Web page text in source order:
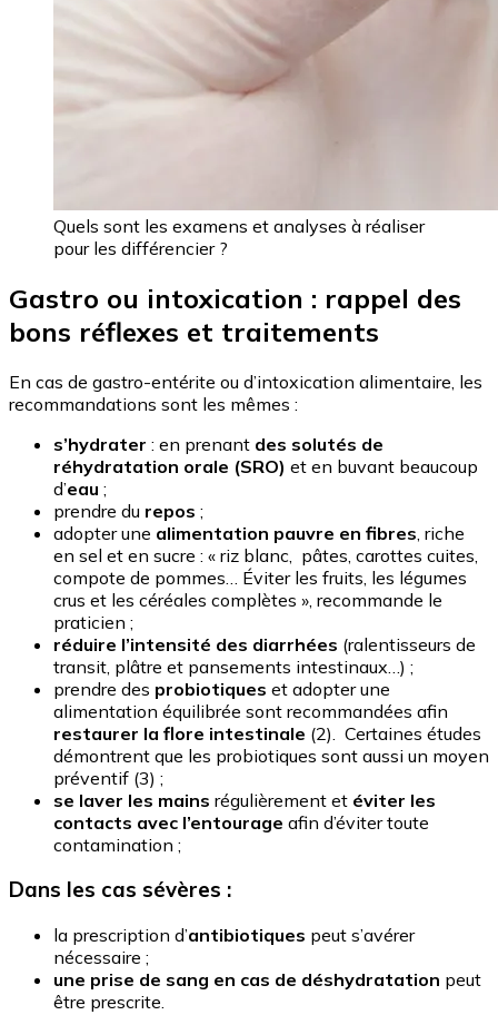
Quels sont les examens et analyses à réaliser
pour les différencier ?
Gastro ou intoxication : rappel des
bons réflexes et traitements
En cas de gastro-entérite ou d’intoxication alimentaire, les
recommandations sont les mêmes :
s’hydrater : en prenant des solutés de
réhydratation orale (SRO) et en buvant beaucoup
d’eau ;
prendre du repos ;
adopter une alimentation pauvre en fibres , riche
en sel et en sucre : « riz blanc, pâtes, carottes cuites,
compote de pommes… Éviter les fruits, les légumes
crus et les céréales complètes », recommande le
praticien ;
réduire l’intensité des diarrhées (ralentisseurs de
transit, plâtre et pansements intestinaux…) ;
prendre des probiotiques et adopter une
alimentation équilibrée sont recommandées afin
restaurer la flore intestinale (2). Certaines études
démontrent que les probiotiques sont aussi un moyen
préventif (3) ;
se laver les mains régulièrement et éviter les
contacts avec l’entourage afin d’éviter toute
contamination ;
Dans les cas sévères :
la prescription d’antibiotiques peut s’avérer
nécessaire ;
une prise de sang en cas de déshydratation peut
être prescrite.